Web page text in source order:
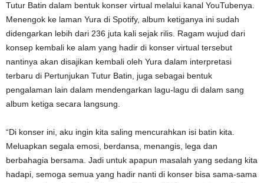
Tutur Batin dalam bentuk konser virtual melalui kanal YouTubenya.
Menengok ke laman Yura di Spotify, album ketiganya ini sudah
didengarkan lebih dari 236 juta kali sejak rilis. Ragam wujud dari
konsep kembali ke alam yang hadir di konser virtual tersebut
nantinya akan disajikan kembali oleh Yura dalam interpretasi
terbaru di Pertunjukan Tutur Batin, juga sebagai bentuk
pengalaman lain dalam mendengarkan lagu-lagu di dalam sang
album ketiga secara langsung.
“Di konser ini, aku ingin kita saling mencurahkan isi batin kita.
Meluapkan segala emosi, berdansa, menangis, lega dan
berbahagia bersama. Jadi untuk apapun masalah yang sedang kita
hadapi, semoga semua yang hadir nanti di konser bisa sama-sama